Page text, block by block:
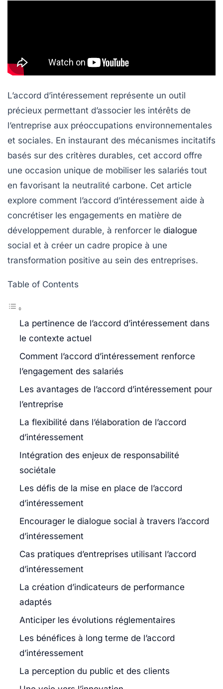
L’accord d’intéressement représente un outil
précieux permettant d’associer les intérêts de
l’entreprise aux préoccupations environnementales
et sociales. En instaurant des mécanismes incitatifs
basés sur des critères durables, cet accord offre
une occasion unique de mobiliser les salariés tout
en favorisant la neutralité carbone. Cet article
explore comment l’accord d’intéressement aide à
concrétiser les engagements en matière de
développement durable, à renforcer le dialogue
social et à créer un cadre propice à une
transformation positive au sein des entreprises.
Table of Contents
La pertinence de l’accord d’intéressement dans
le contexte actuel
Comment l’accord d’intéressement renforce
l’engagement des salariés
Les avantages de l’accord d’intéressement pour
l’entreprise
La flexibilité dans l’élaboration de l’accord
d’intéressement
Intégration des enjeux de responsabilité
sociétale
Les défis de la mise en place de l’accord
d’intéressement
Encourager le dialogue social à travers l’accord
d’intéressement
Cas pratiques d’entreprises utilisant l’accord
d’intéressement
La création d’indicateurs de performance
adaptés
Anticiper les évolutions réglementaires
Les bénéfices à long terme de l’accord
d’intéressement
La perception du public et des clients